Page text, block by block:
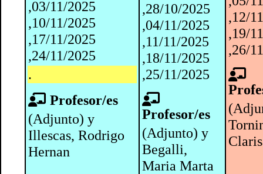
,03/11/2025
,10/11/2025
,17/11/2025
,24/11/2025
.
Profesor/es
(Adjunto) y
Illescas, Rodrigo
Hernan
,28/10/2025
,04/11/2025
,11/11/2025
,18/11/2025
,25/11/2025
Profesor/es
(Adjunto) y
Begalli,
Maria Marta
,12/
,19/
,26/